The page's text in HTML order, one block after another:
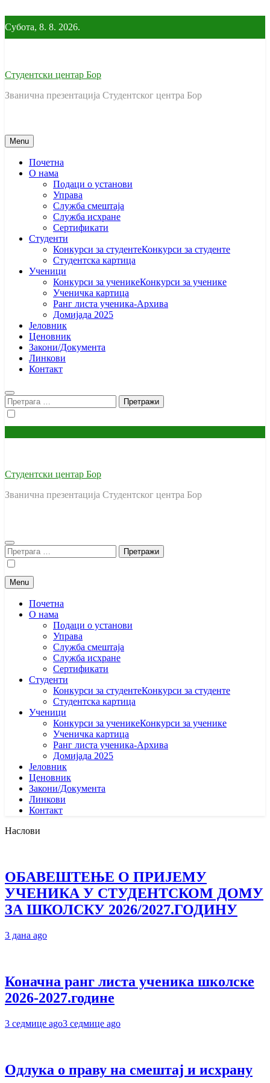
content
Субота, 8. 8. 2026.
Студентски центар Бор
Званична презентација Студентског центра Бор
Menu
Почетна
O нама
Подаци о установи
Управа
Служба смештаја
Служба исхране
Сертификати
Студенти
Конкурси за студентеКонкурси за студенте
Студентска картица
Ученици
Конкурси за ученикеКонкурси за ученике
Ученичка картица
Ранг листа ученика-Архива
Домијада 2025
Јеловник
Ценовник
Закони/Документа
Линкови
Контакт
Претрага
за:
Студентски центар Бор
Званична презентација Студентског центра Бор
Претрага
за:
Menu
Почетна
O нама
Подаци о установи
Управа
Служба смештаја
Служба исхране
Сертификати
Студенти
Конкурси за студентеКонкурси за студенте
Студентска картица
Ученици
Конкурси за ученикеКонкурси за ученике
Ученичка картица
Ранг листа ученика-Архива
Домијада 2025
Јеловник
Ценовник
Закони/Документа
Линкови
Контакт
Наслови
ОБАВЕШТЕЊЕ О ПРИЈЕМУ
УЧЕНИКА У СТУДЕНТСКОМ ДОМУ
ЗА ШКОЛСКУ 2026/2027.ГОДИНУ
3 дана ago
Коначна ранг листа ученика школске
2026-2027.године
3 седмице ago3 седмице ago
Одлука о праву на смештај и исхрану